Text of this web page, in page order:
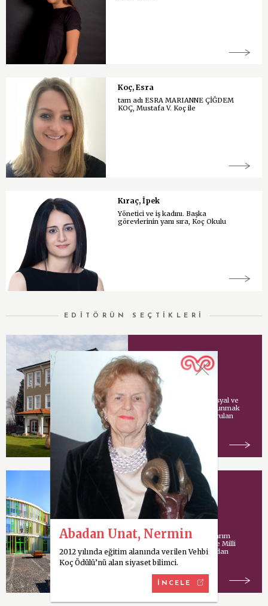
Koç, Esra
tam adı ESRA MARIANNE ÇİĞDEM
KOÇ, Mustafa V. Koç ile
Kıraç, İpek
Yönetici ve iş kadını. Başka
görevlerinin yanı sıra, Koç Okulu
EDİTÖRÜN SEÇTİKLERİ
Vehbi Koç Vakfı
Vehbi Koç tarafından sosyal ve
kültürel hizmetlerde bulunmak
amacıyla İstanbul’da kurulan
vakıf.
Koç Model Okulu
Uluslararası mimari tasarım
şirketi Cannon Design ve Milli
Eğitim Bakanlığı tarafından
ortaklaşa yürütülen
Abadan Unat, Nermin
2012 yılında eğitim alanında verilen Vehbi
Koç Ödülü’nü alan siyaset bilimci.
İNCELE